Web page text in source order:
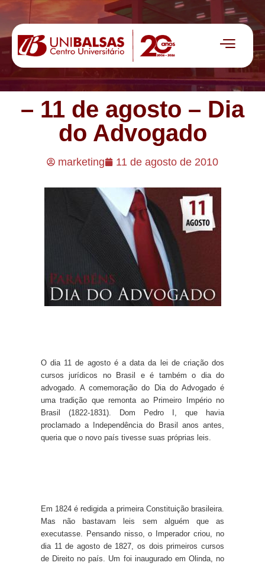
– 11 de agosto – Dia
do Advogado
marketing 11 de agosto de 2010
O dia 11 de agosto é a data da lei de criação dos
cursos jurídicos no Brasil e é também o dia do
advogado. A comemoração do Dia do Advogado é
uma tradição que remonta ao Primeiro Império no
Brasil (1822-1831). Dom Pedro I, que havia
proclamado a Independência do Brasil anos antes,
queria que o novo país tivesse suas próprias leis.
Em 1824 é redigida a primeira Constituição brasileira.
Mas não bastavam leis sem alguém que as
executasse. Pensando nisso, o Imperador criou, no
dia 11 de agosto de 1827, os dois primeiros cursos
de Direito no país. Um foi inaugurado em Olinda, no